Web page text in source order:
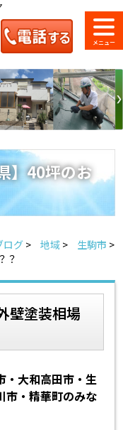
ショールーム
のご紹介
お電話
い
績
声
ブログ
ォームについて
】40坪のお
ログ > 地域 > 生駒市 >
？
壁塗装相場
・大和高田市・生
市・精華町のみな